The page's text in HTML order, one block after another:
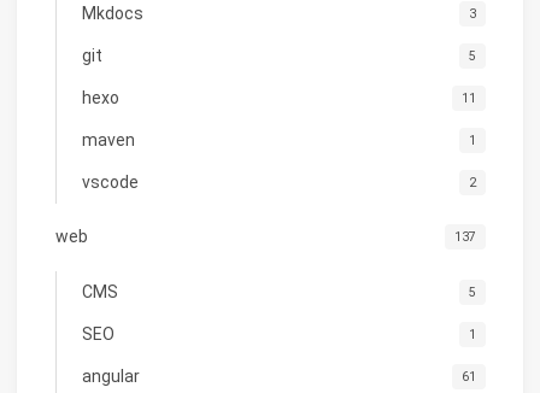
Mkdocs 3
git 5
hexo 11
maven 1
vscode 2
web 137
CMS 5
SEO 1
angular 61